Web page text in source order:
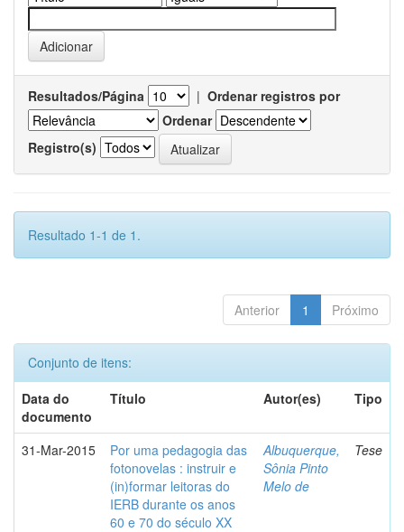
Resultados/Página | Ordenar registros por
Ordenar
Registro(s)
Resultado 1-1 de 1.
Anterior 1 Próximo
Conjunto de itens:
Data do
documento
Título Autor(es) Tipo
31-Mar-2015
Por uma pedagogia das
fotonovelas : instruir e
(in)formar leitoras do
IERB durante os anos
60 e 70 do século XX
Albuquerque,
Sônia Pinto
Melo de
Tese